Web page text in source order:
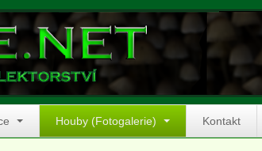
Houby (Fotogalerie) Kontakt